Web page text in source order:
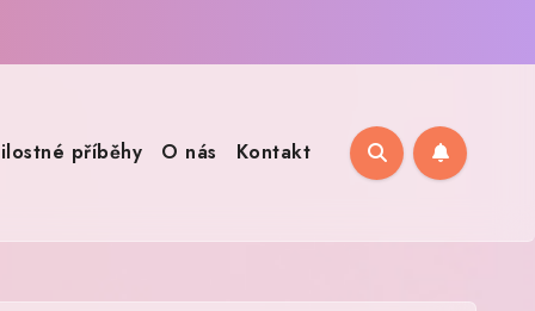
příběhy O nás Kontakt